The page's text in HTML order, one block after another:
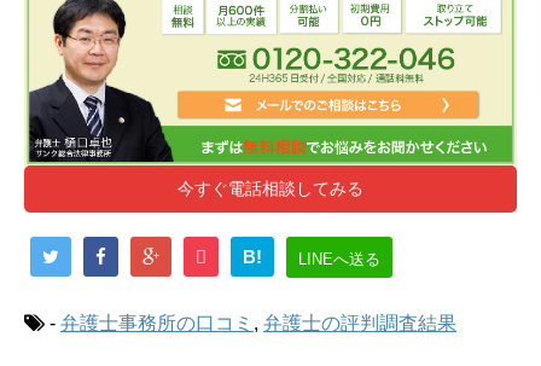
今すぐ電話相談してみる
B! LINEへ送る
- 弁護士事務所の口コミ , 弁護士の評判調査結果